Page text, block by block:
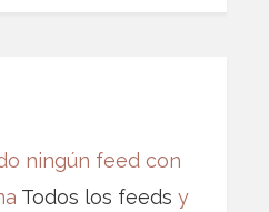
ningún feed con
Todos los feeds y